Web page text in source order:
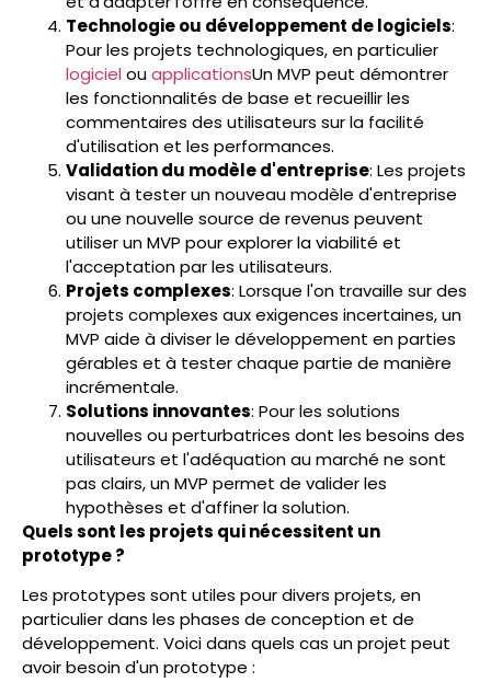
Technologie ou développement de logiciels:
Pour les projets technologiques, en particulier
logiciel ouapplicationsUn MVP peut démontrer
les fonctionnalités de base et recueillir les
commentaires des utilisateurs sur la facilité
d'utilisation et les performances.
Validation du modèle d'entreprise: Les projets
visant à tester un nouveau modèle d'entreprise
ou une nouvelle source de revenus peuvent
utiliser un MVP pour explorer la viabilité et
l'acceptation par les utilisateurs.
Projets complexes: Lorsque l'on travaille sur des
projets complexes aux exigences incertaines, un
MVP aide à diviser le développement en parties
gérables et à tester chaque partie de manière
incrémentale.
Solutions innovantes: Pour les solutions
nouvelles ou perturbatrices dont les besoins des
utilisateurs et l'adéquation au marché ne sont
pas clairs, un MVP permet de valider les
hypothèses et d'affiner la solution.
Quels sont les projets qui nécessitent un
prototype ?
Les prototypes sont utiles pour divers projets, en
particulier dans les phases de conception et de
développement. Voici dans quels cas un projet peut
avoir besoin d'un prototype :